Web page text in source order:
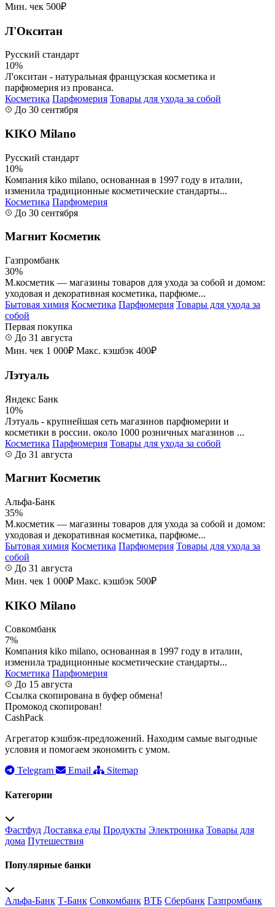
Мин. чек 500₽
Л'Окситан
Русский стандарт
10%
Л'окситан - натуральная французская косметика и
парфюмерия из прованса.
Косметика Парфюмерия Товары для ухода за собой
До 30 сентября
KIKO Milano
Русский стандарт
10%
Компания kiko milano, основанная в 1997 году в италии,
изменила традиционные косметические стандарты...
Косметика Парфюмерия
До 30 сентября
Магнит Косметик
Газпромбанк
30%
М.косметик — магазины товаров для ухода за собой и домом:
уходовая и декоративная косметика, парфюме...
Бытовая химия Косметика Парфюмерия Товары для ухода за
собой
Первая покупка
До 31 августа
Мин. чек 1 000₽ Макс. кэшбэк 400₽
Лэтуаль
Яндекс Банк
10%
Лэтуаль - крупнейшая сеть магазинов парфюмерии и
косметики в россии. около 1000 розничных магазинов ...
Косметика Парфюмерия Товары для ухода за собой
До 31 августа
Магнит Косметик
Альфа-Банк
35%
М.косметик — магазины товаров для ухода за собой и домом:
уходовая и декоративная косметика, парфюме...
Бытовая химия Косметика Парфюмерия Товары для ухода за
собой
До 31 августа
Мин. чек 1 000₽ Макс. кэшбэк 500₽
KIKO Milano
Совкомбанк
7%
Компания kiko milano, основанная в 1997 году в италии,
изменила традиционные косметические стандарты...
Косметика Парфюмерия
До 15 августа
Ссылка скопирована в буфер обмена!
Промокод скопирован!
CashPack
Агрегатор кэшбэк-предложений. Находим самые выгодные
условия и помогаем экономить с умом.
Telegram
Email Sitemap
Категории
Фастфуд Доставка еды Продукты Электроника Товары для
дома Путешествия
Популярные банки
Альфа-Банк Т-Банк Совкомбанк ВТБ Сбербанк Газпромбанк